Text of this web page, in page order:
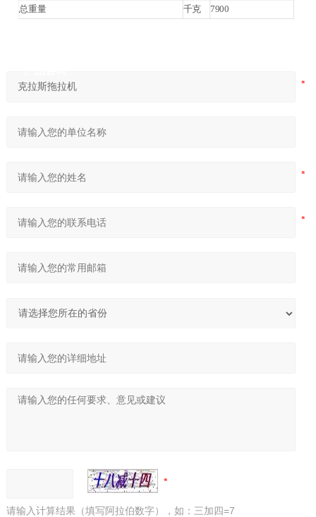
总重量 千克 7900
请输入计算结果（填写阿拉伯数字），如：三加四=7